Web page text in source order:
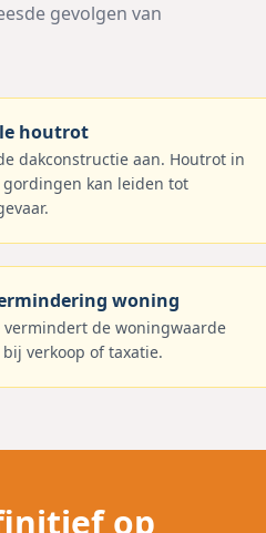
gevolgen van
houtrot
dakconstructie aan. Houtrot in
kan leiden tot
woning
vermindert de woningwaarde
verkoop of taxatie.
op